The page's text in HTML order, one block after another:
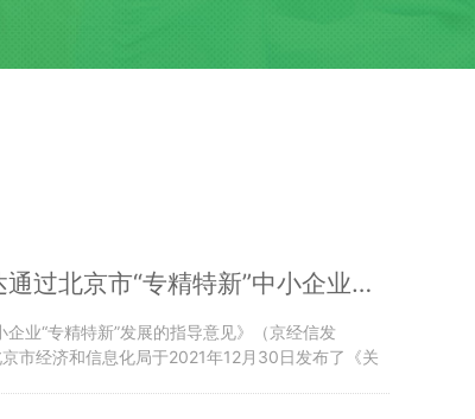
热烈庆贺大道隆达通过北京市“专精特新”中小企业审批
业“专精特新”发展的指导意见》（京经信发
市经济和信息化局于2021年12月30日发布了《关